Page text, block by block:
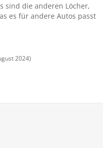
sind die anderen Löcher,
es für andere Autos passt
2024)